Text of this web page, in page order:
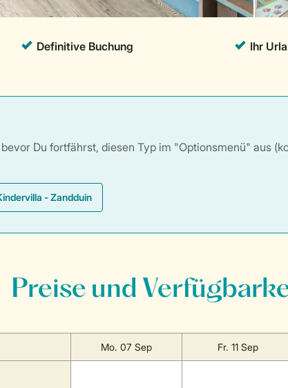
Du fortfährst, diesen Typ im "Optionsmenü" aus
- Zandduin
Preise und
Mo. 07 Sep Fr. 11 Sep